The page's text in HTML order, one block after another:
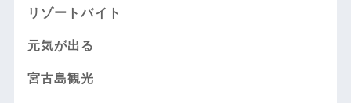
リゾートバイト
元気が出る
宮古島観光